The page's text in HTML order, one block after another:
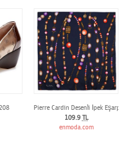
Pierre Cardin Desenli İpek Eşarp
109.9 TL
enmoda.com